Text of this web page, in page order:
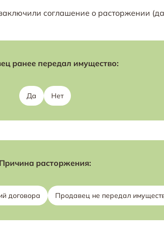
соглашение о расторжении
ранее передал имущество:
Да Нет
Причина расторжения:
договора Продавец не передал